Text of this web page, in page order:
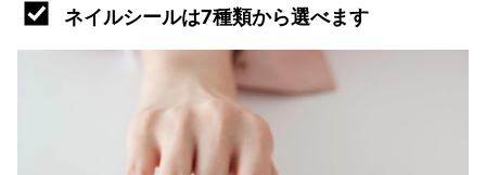
ネイルシールは7種類から選べます